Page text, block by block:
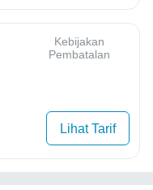
Kebijakan
Pembatalan
Lihat Tarif